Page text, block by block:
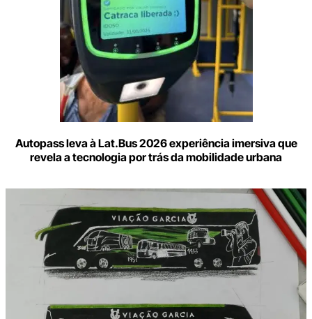
Autopass leva à Lat.Bus 2026 experiência imersiva que
revela a tecnologia por trás da mobilidade urbana